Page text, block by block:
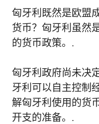
匈牙利既然是欧盟
货币？匈牙利虽然
的货币政策。.
匈牙利政府尚未决
牙利可以自主控制
解匈牙利使用的货
开支的准备。.